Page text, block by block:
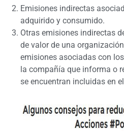
Emisiones indirectas
adquirido y consumido.
Otras emisiones indirectas
de valor de una
emisiones asociadas con
la compañía que informa o
se encuentran incluidas en